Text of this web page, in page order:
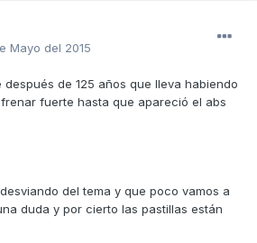
Mayo del 2015
de 125 años que lleva habiendo
fuerte hasta que apareció el abs
del tema y que poco vamos a
duda y por cierto las pastillas están